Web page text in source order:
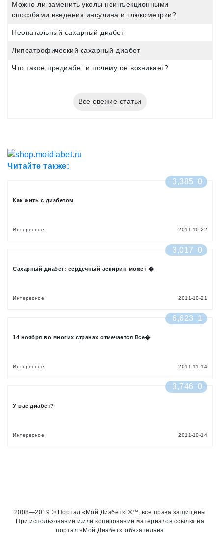
Можно ли заменить уколы неинъекционными
способами введения инсулина и глюкометрии?
Неонатальный сахарный диабет
Липоатрофический сахарный диабет
Что такое предиабет и почему он возникает?
Все свежие статьи
Читайте также:
3,385
0
Как жить с диабетом
Интересное 2011-10-22
3,017 0
Сахарный диабет: сердечный аспирин может �
Интересное 2011-10-21
6,623 1
14 ноября во многих странах отмечается Все�
Интересное 2011-11-14
3,746 0
У вас диабет?
Интересное 2011-10-14
2008—2019 © Портал «Мой Диабет» ®™, все права защищены
При использовании и/или копировании материалов ссылка на
портал «Мой Диабет» обязательна